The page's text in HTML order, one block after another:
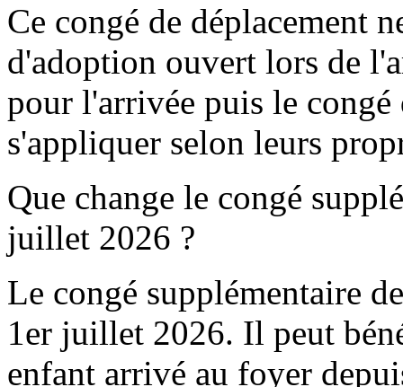
Ce congé de déplacement
d'adoption ouvert lors de
pour l'arrivée puis le
s'appliquer selon leurs
Que change le congé
juillet 2026 ?
Le congé supplémentaire
1er juillet 2026. Il peut
enfant arrivé au foyer